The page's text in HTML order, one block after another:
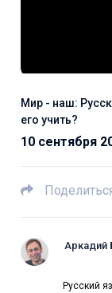
Мир - наш:
его учить?
10 сентября
Аркадий
Русский